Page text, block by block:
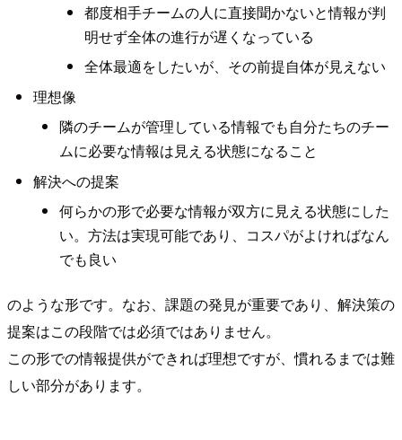
都度相手チームの人に直接聞かないと情報が判
明せず全体の進行が遅くなっている
全体最適をしたいが、その前提自体が見えない
理想像
隣のチームが管理している情報でも自分たちのチー
ムに必要な情報は見える状態になること
解決への提案
何らかの形で必要な情報が双方に見える状態にした
い。方法は実現可能であり、コスパがよければなん
でも良い
のような形です。なお、課題の発見が重要であり、解決策の
提案はこの段階では必須ではありません。
この形での情報提供ができれば理想ですが、慣れるまでは難
しい部分があります。